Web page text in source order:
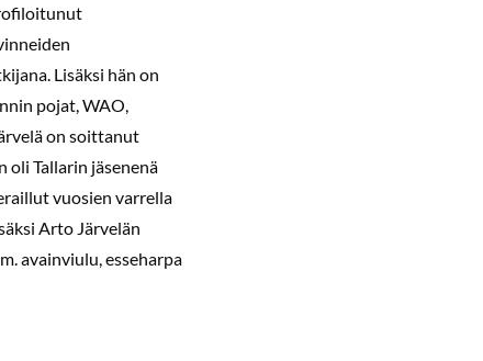
Lisäksi hän on
pojat, WAO,
on soittanut
oli Tallarin jäsenenä
vuosien varrella
Arto Järvelän
avainviulu, esseharpa